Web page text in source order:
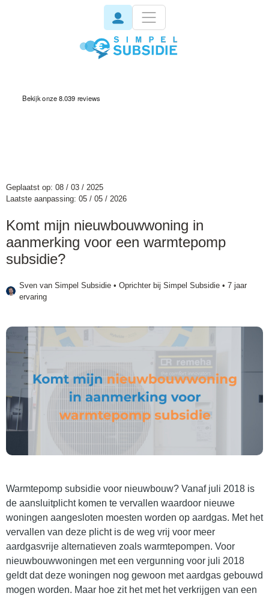
Geplaatst op: 08 / 03 / 2025
Laatste aanpassing: 05 / 05 / 2026
Komt mijn nieuwbouwwoning in
aanmerking voor een warmtepomp
subsidie?
Sven van Simpel Subsidie • Oprichter bij Simpel Subsidie • 7 jaar
ervaring
Warmtepomp subsidie voor nieuwbouw? Vanaf juli 2018 is
de aansluitplicht komen te vervallen waardoor nieuwe
woningen aangesloten moesten worden op aardgas. Met het
vervallen van deze plicht is de weg vrij voor meer
aardgasvrije alternatieven zoals warmtepompen. Voor
nieuwbouwwoningen met een vergunning voor juli 2018
geldt dat deze woningen nog gewoon met aardgas gebouwd
mogen worden. Maar hoe zit het met het verkrijgen van een